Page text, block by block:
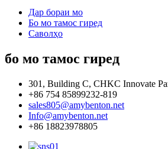
Дар бораи мо
Бо мо тамос гиред
Саволҳо
бо мо тамос гиред
301, Building C, CHKC Innovate
+86 754 85899232-819
sales805@amybenton.net
Info@amybenton.net
+86 18823978805